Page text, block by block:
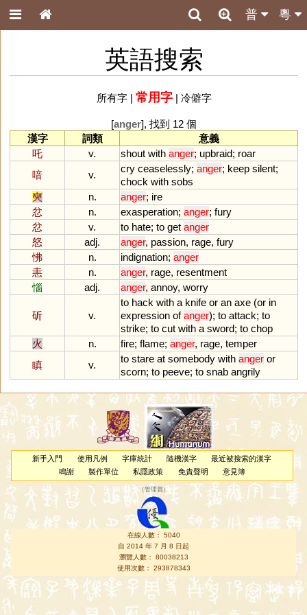
粵
普
英語搜索
所有字| 常用字| 冷僻字
[anger], 找到 12 個
漢字
詞類
意義
吒
v. shout with anger; upbraid; roar
喑
v.
cry ceaselessly; anger; keep silent;
chock with sobs
奭
n. anger; ire
忿
n. exasperation; anger; fury
忿
v. to hate; to get anger
怒
adj. anger, passion, rage, fury
怫
n. indignation; anger
恚
n. anger, rage, resentment
惱
adj. anger, annoy, worry
斫 v.
to hack with a knife or an axe (or in
expression of anger); to attack; to
strike; to cut with a sword; to chop
火
n. fire; flame; anger, rage, temper
瞋
v.
to stare at somebody with anger or
scorn; to peeve; to snab angrily
新手入門 使用凡例 字庫統計 隨機漢字
最近被搜索的漢字
鳴謝
製作單位 私隱政策 免責聲明 意見簿
（管理員 ）
在線人數： 5040
自 2014 年 7 月 8 日起
瀏覽人數： 80038213
使用次數： 293878343